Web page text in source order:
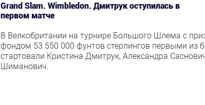
Grand Slam. Wimbledon. Дмитрук оступилась в
первом матче
В Велкобритании на турнире Большого Шлема с
фондом 53 550 000 фунтов стерлингов первыми из
стартовали Кристина Дмитрук, Александра
Шиманович.